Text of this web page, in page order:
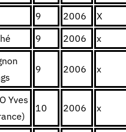
9 2006
X
9 2006 x
9 2006 x
Yves
10 2006 x